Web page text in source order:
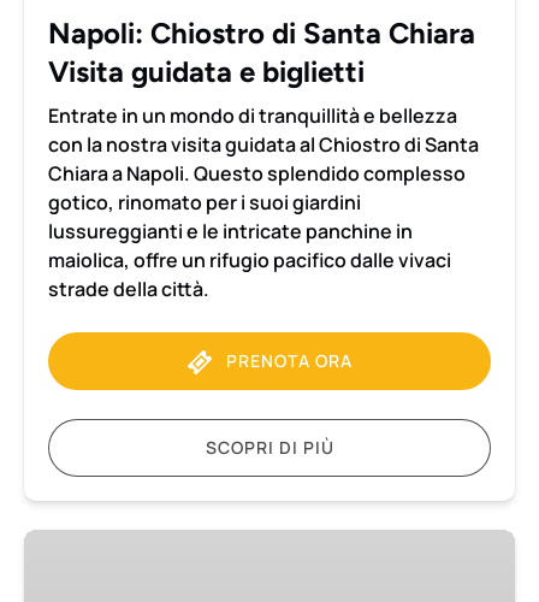
biglietti
Napoli: Chiostro di Santa Chiara
Visita guidata e biglietti
Entrate in un mondo di tranquillità e bellezza
con la nostra visita guidata al Chiostro di Santa
Chiara a Napoli. Questo splendido complesso
gotico, rinomato per i suoi giardini
lussureggianti e le intricate panchine in
maiolica, offre un rifugio pacifico dalle vivaci
strade della città.
PRENOTA ORA
SCOPRI DI PIÙ
Trasferimento